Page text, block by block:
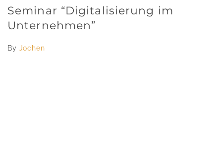
Seminar “Digitalisierung im
Unternehmen”
By Jochen